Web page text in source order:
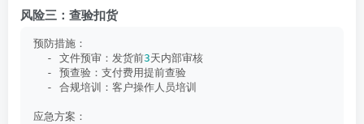
风险三：查验扣货
预防措施：
  - 文件预审：发货前
3天内部审核
  - 预查验：支付费用提前查验
  - 合规培训：客户操作人员培训
应急方案：